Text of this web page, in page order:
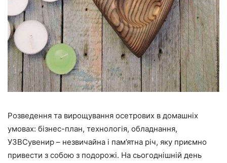
Розведення та вирощування осетрових в домашніх
умовах: бізнес-план, технологія, обладнання,
УЗВСувенир – незвичайна і пам’ятна річ, яку приємно
привести з собою з подорожі. На сьогоднішній день